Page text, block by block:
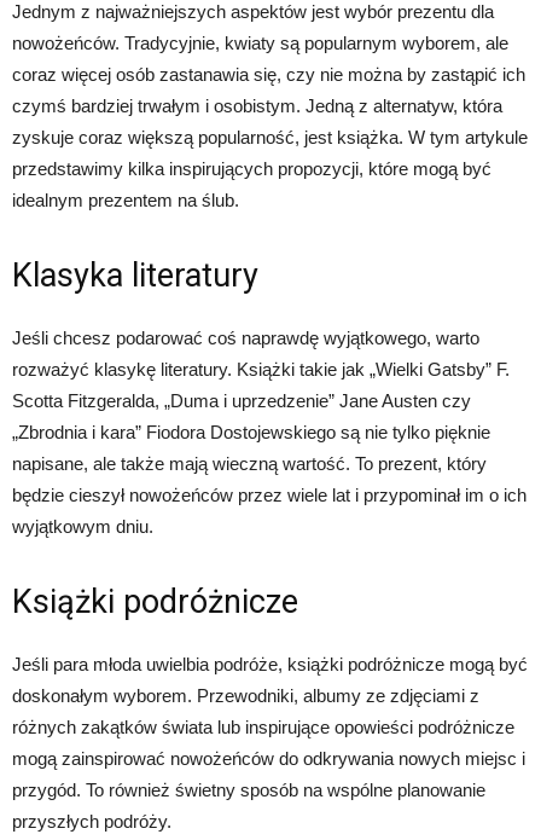
Jednym z najważniejszych aspektów jest wybór prezentu dla
nowożeńców. Tradycyjnie, kwiaty są popularnym wyborem, ale
coraz więcej osób zastanawia się, czy nie można by zastąpić ich
czymś bardziej trwałym i osobistym. Jedną z alternatyw, która
zyskuje coraz większą popularność, jest książka. W tym artykule
przedstawimy kilka inspirujących propozycji, które mogą być
idealnym prezentem na ślub.
Klasyka literatury
Jeśli chcesz podarować coś naprawdę wyjątkowego, warto
rozważyć klasykę literatury. Książki takie jak „Wielki Gatsby” F.
Scotta Fitzgeralda, „Duma i uprzedzenie” Jane Austen czy
„Zbrodnia i kara” Fiodora Dostojewskiego są nie tylko pięknie
napisane, ale także mają wieczną wartość. To prezent, który
będzie cieszył nowożeńców przez wiele lat i przypominał im o ich
wyjątkowym dniu.
Książki podróżnicze
Jeśli para młoda uwielbia podróże, książki podróżnicze mogą być
doskonałym wyborem. Przewodniki, albumy ze zdjęciami z
różnych zakątków świata lub inspirujące opowieści podróżnicze
mogą zainspirować nowożeńców do odkrywania nowych miejsc i
przygód. To również świetny sposób na wspólne planowanie
przyszłych podróży.